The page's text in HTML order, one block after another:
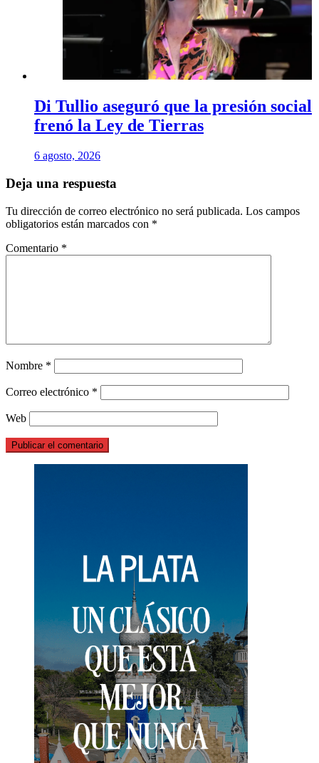
Di Tullio aseguró que la presión social
frenó la Ley de Tierras
6 agosto, 2026
Deja una respuesta
Tu dirección de correo electrónico no será publicada. Los campos
obligatorios están marcados con *
Comentario *
Nombre *
Correo electrónico *
Web